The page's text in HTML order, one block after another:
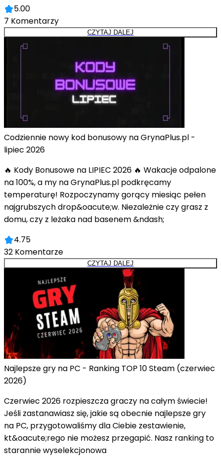
5.00
7 Komentarzy
CZYTAJ DALEJ
Codziennie nowy kod bonusowy na GrynaPlus.pl -
lipiec 2026
🔥 Kody Bonusowe na LIPIEC 2026 🔥 Wakacje odpalone
na 100%, a my na GrynaPlus.pl podkręcamy
temperaturę! Rozpoczynamy gorący miesiąc pełen
najgrubszych drop&oacute;w. Niezależnie czy grasz z
domu, czy z leżaka nad basenem &ndash;
4.75
32 Komentarze
CZYTAJ DALEJ
Najlepsze gry na PC - Ranking TOP 10 Steam (czerwiec
2026)
Czerwiec 2026 rozpieszcza graczy na całym świecie!
Jeśli zastanawiasz się, jakie są obecnie najlepsze gry
na PC, przygotowaliśmy dla Ciebie zestawienie,
kt&oacute;rego nie możesz przegapić. Nasz ranking to
starannie wyselekcjonowa